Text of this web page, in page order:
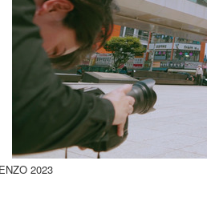
2023